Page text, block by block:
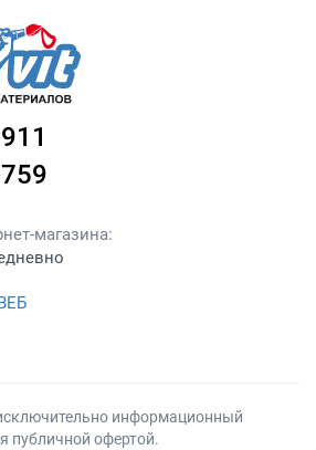
магазина:
информационный
публичной офертой.